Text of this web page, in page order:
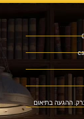
מנחם בגין 52, בני ברק. ההגעה בתיאום